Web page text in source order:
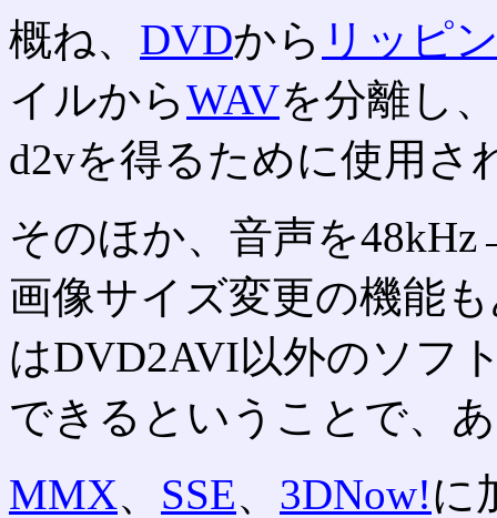
概ね、 DVDから リッピ
イルからWAVを分離し
d2vを得るために使用さ
そのほか、音声を
画像サイズ変更の機能
はDVD2AVI以外のソフ
できるということで、
MMX、 SSE、 3DNow!に